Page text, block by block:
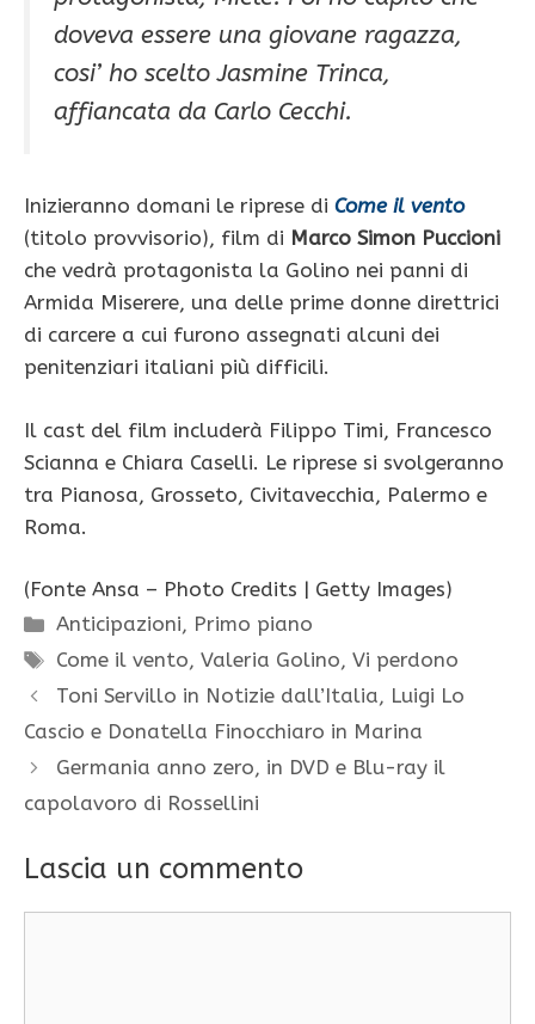
doveva essere una giovane ragazza,
cosi’ ho scelto Jasmine Trinca,
affiancata da Carlo Cecchi.
Inizieranno domani le riprese di Come il vento
(titolo provvisorio), film di Marco Simon Puccioni
che vedrà protagonista la Golino nei panni di
Armida Miserere, una delle prime donne direttrici
di carcere a cui furono assegnati alcuni dei
penitenziari italiani più difficili.
Il cast del film includerà Filippo Timi, Francesco
Scianna e Chiara Caselli. Le riprese si svolgeranno
tra Pianosa, Grosseto, Civitavecchia, Palermo e
Roma.
(Fonte Ansa – Photo Credits | Getty Images)
Categorie
Anticipazioni, Primo piano
Tag
Come il vento,Valeria Golino,Vi perdono
Toni Servillo in Notizie dall’Italia, Luigi Lo
Cascio e Donatella Finocchiaro in Marina
Germania anno zero, in DVD e Blu-ray il
capolavoro di Rossellini
Lascia un commento